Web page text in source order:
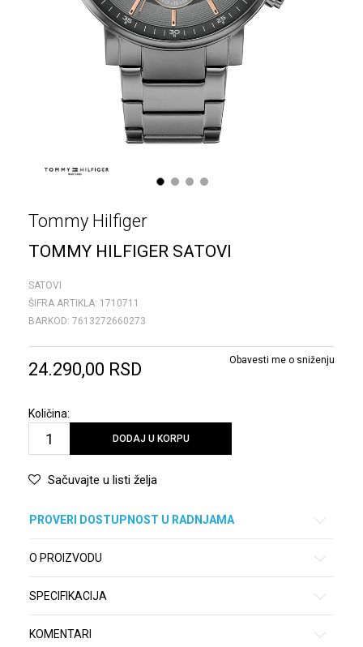
1 2 3 4
Tommy Hilfiger
TOMMY HILFIGER SATOVI
SATOVI
ŠIFRA ARTIKLA: 1710711
BARKOD: 7613272660273
24.290,00 RSD Obavesti me o sniženju
Količina:
DODAJ U KORPU
Sačuvajte u listi želja
PROVERI DOSTUPNOST U RADNJAMA
O PROIZVODU
SPECIFIKACIJA
KOMENTARI